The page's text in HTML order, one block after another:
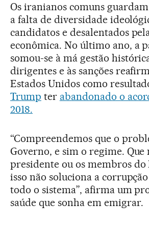
Os iranianos comuns
a falta de diversidade
candidatos e desalentados
econômica. No último ano, a
somou-se à má gestão
dirigentes e às sanções
Estados Unidos como
Trump ter abandonado o
2018.
“Compreendemos que o
Governo, e sim o regime. Que
presidente ou os membros do
isso não soluciona a
todo o sistema”, afirma um
saúde que sonha em emigrar.